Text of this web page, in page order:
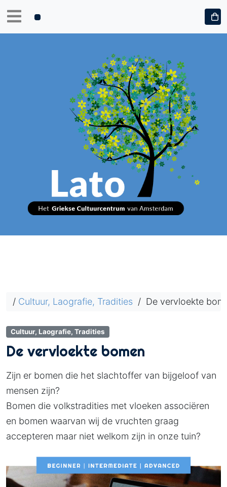
/ Cultuur, Laografie, Tradities / De vervloekte
Cultuur, Laografie, Tradities
De vervloekte bomen
Zijn er bomen die het slachtoffer van bijgeloof van
mensen zijn?
Bomen die volkstradities met vloeken associëren
en bomen waarvan wij de vruchten graag
accepteren maar niet welkom zijn in onze tuin?